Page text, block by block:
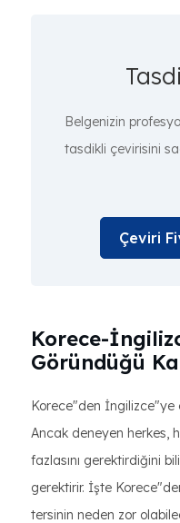
Belgenizin
tasdikli çevirisini
Çeviri
Korece-
Göründüğü
Korece"den İngilizce"ye
Ancak deneyen herkes,
fazlasını gerektirdiğini
gerektirir. İşte
tersinin neden zor